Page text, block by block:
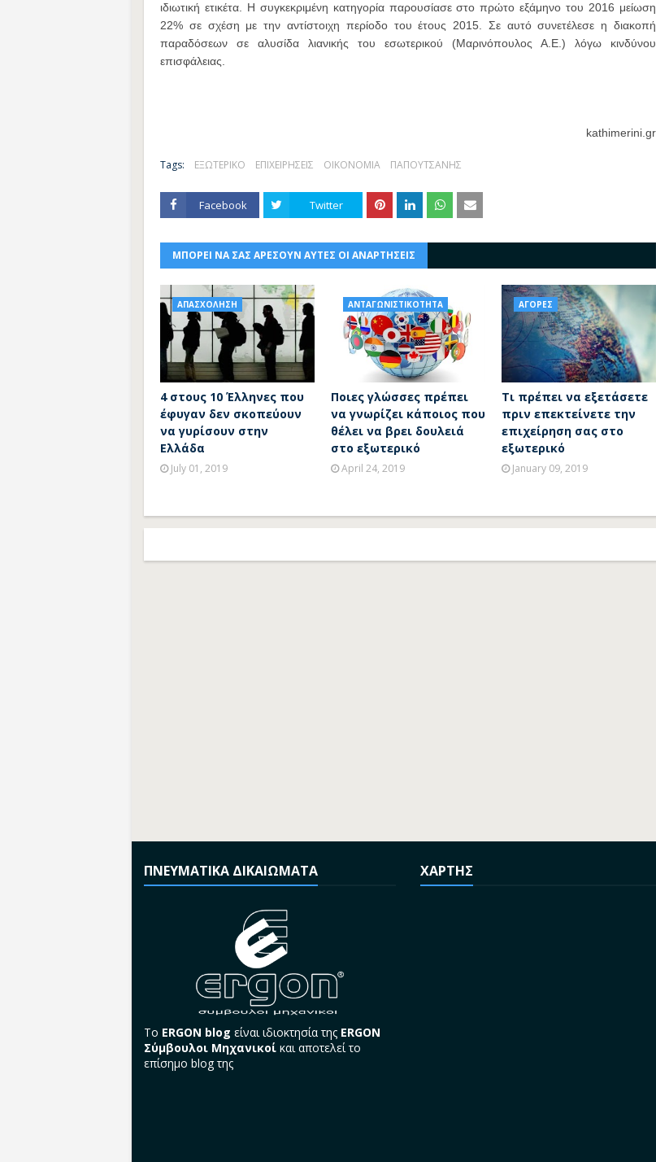
ιδιωτική ετικέτα. Η συγκεκριμένη κατηγορία παρουσίασε στο πρώτο εξάμηνο του 2016 μείωση
22% σε σχέση με την αντίστοιχη περίοδο του έτους 2015. Σε αυτό συνετέλεσε η διακοπή
παραδόσεων σε αλυσίδα λιανικής του εσωτερικού (Μαρινόπουλος Α.Ε.) λόγω κινδύνου
επισφάλειας.
kathimerini.gr
Tags: ΕΞΩΤΕΡΙΚΟ ΕΠΙΧΕΙΡΗΣΕΙΣ ΟΙΚΟΝΟΜΙΑ ΠΑΠΟΥΤΣΑΝΗΣ
Facebook Twitter
ΜΠΟΡΕΙ ΝΑ ΣΑΣ ΑΡΕΣΟΥΝ ΑΥΤΕΣ ΟΙ ΑΝΑΡΤΗΣΕΙΣ
ΑΠΑΣΧΟΛΗΣΗ
4 στους 10 Έλληνες που
έφυγαν δεν σκοπεύουν
να γυρίσουν στην
Ελλάδα
July 01, 2019
ΑΝΤΑΓΩΝΙΣΤΙΚΟΤΗΤΑ
Ποιες γλώσσες πρέπει
να γνωρίζει κάποιος που
θέλει να βρει δουλειά
στο εξωτερικό
April 24, 2019
ΑΓΟΡΕΣ
Τι πρέπει να εξετάσετε
πριν επεκτείνετε την
επιχείρηση σας στο
εξωτερικό
January 09, 2019
ΠΝΕΥΜΑΤΙΚΑ ΔΙΚΑΙΩΜΑΤΑ
Το ERGON blog είναι ιδιοκτησία της ERGON
Σύμβουλοι Μηχανικοί και αποτελεί το
επίσημο blog της
ΧΑΡΤΗΣ